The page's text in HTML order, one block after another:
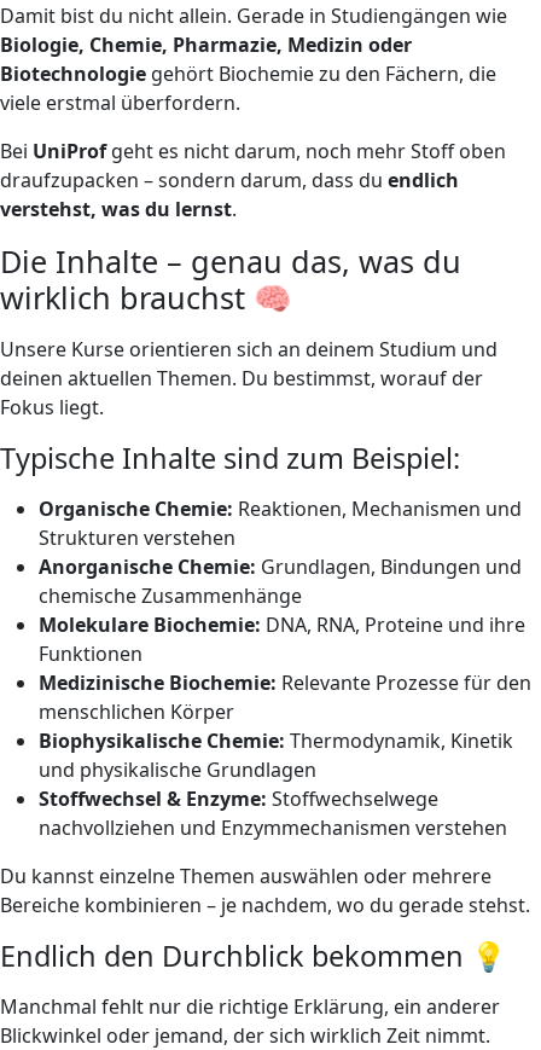
Damit bist du nicht allein. Gerade in Studiengängen wie
Biologie, Chemie, Pharmazie, Medizin oder
Biotechnologie gehört Biochemie zu den Fächern, die
viele erstmal überfordern.
Bei UniProfgeht es nicht darum, noch mehr Stoff oben
draufzupacken – sondern darum, dass du endlich
verstehst, was du lernst.
Die Inhalte – genau das, was du
wirklich brauchst 🧠
Unsere Kurse orientieren sich an deinem Studium und
deinen aktuellen Themen. Du bestimmst, worauf der
Fokus liegt.
Typische Inhalte sind zum Beispiel:
Organische Chemie: Reaktionen, Mechanismen und
Strukturen verstehen
Anorganische Chemie: Grundlagen, Bindungen und
chemische Zusammenhänge
Molekulare Biochemie: DNA, RNA, Proteine und ihre
Funktionen
Medizinische Biochemie: Relevante Prozesse für den
menschlichen Körper
Biophysikalische Chemie: Thermodynamik, Kinetik
und physikalische Grundlagen
Stoffwechsel & Enzyme: Stoffwechselwege
nachvollziehen und Enzymmechanismen verstehen
Du kannst einzelne Themen auswählen oder mehrere
Bereiche kombinieren – je nachdem, wo du gerade stehst.
Endlich den Durchblick bekommen 💡
Manchmal fehlt nur die richtige Erklärung, ein anderer
Blickwinkel oder jemand, der sich wirklich Zeit nimmt.